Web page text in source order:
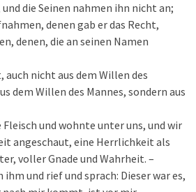
und die Seinen nahmen ihn nicht an;
denen gab er das Recht,
denen, die an seinen Namen
auch nicht aus dem Willen des
dem Willen des Mannes, sondern aus
Fleisch und wohnte unter uns, und wir
angeschaut, eine Herrlichkeit als
voller Gnade und Wahrheit. –
und rief und sprach: Dieser war es,